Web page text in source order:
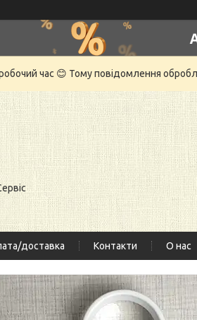
час 😊 Тому повідомлення
доставка Контакти О нас